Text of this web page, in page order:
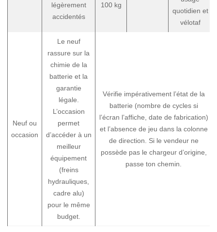
légèrement
accidentés
100 kg
quotidien et
vélotaf
Neuf ou
occasion
Le neuf
rassure sur la
chimie de la
batterie et la
garantie
légale.
L’occasion
permet
d’accéder à un
meilleur
équipement
(freins
hydrauliques,
cadre alu)
pour le même
budget.
Vérifie impérativement l’état de la
batterie (nombre de cycles si
l’écran l’affiche, date de fabrication)
et l’absence de jeu dans la colonne
de direction. Si le vendeur ne
possède pas le chargeur d’origine,
passe ton chemin.